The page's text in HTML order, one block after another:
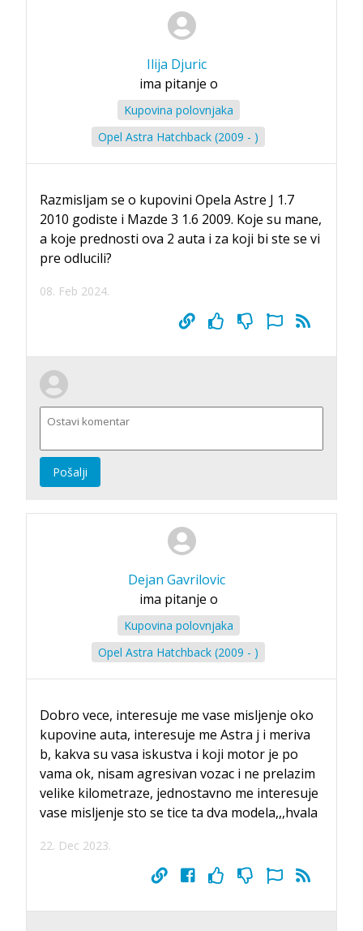
Ilija Djuric
ima pitanje o
Kupovina polovnjaka
Opel Astra Hatchback (2009 - )
Razmisljam se o kupovini Opela Astre J 1.7
2010 godiste i Mazde 3 1.6 2009. Koje su mane,
a koje prednosti ova 2 auta i za koji bi ste se vi
pre odlucili?
08. Feb 2024.
Pošalji
Dejan Gavrilovic
ima pitanje o
Kupovina polovnjaka
Opel Astra Hatchback (2009 - )
Dobro vece, interesuje me vase misljenje oko
kupovine auta, interesuje me Astra j i meriva
b, kakva su vasa iskustva i koji motor je po
vama ok, nisam agresivan vozac i ne prelazim
velike kilometraze, jednostavno me interesuje
vase misljenje sto se tice ta dva modela,,,hvala
22. Dec 2023.